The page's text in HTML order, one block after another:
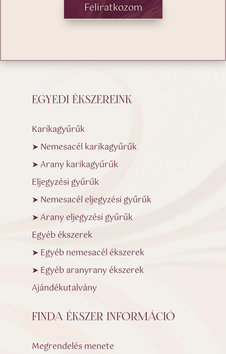
Feliratkozom
EGYEDI ÉKSZEREINK
Karikagyűrűk
➤ Nemesacél karikagyűrűk
➤ Arany karikagyűrűk
Eljegyzési gyűrűk
➤ Nemesacél eljegyzési gyűrűk
➤ Arany eljegyzési gyűrűk
Egyéb ékszerek
➤ Egyéb nemesacél ékszerek
➤ Egyéb aranyrany ékszerek
Ajándékutalvány
FINDA ÉKSZER INFORMÁCIÓ
Megrendelés menete